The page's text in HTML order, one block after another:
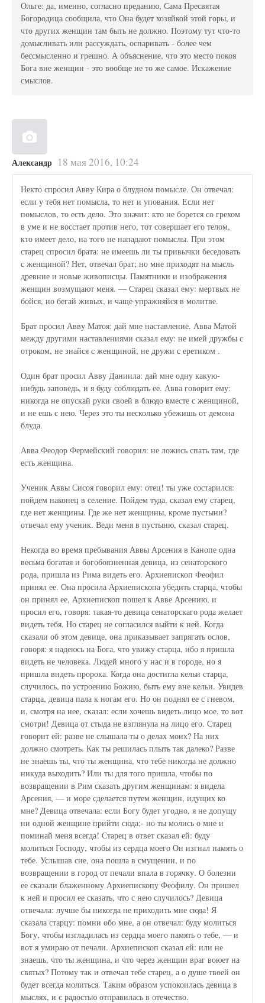
Ольге: да, именно, согласно преданию, Сама Пресвятая
Богородица сообщила, что Она будет хозяйкой этой горы, и
что других женщин там быть не должно. Поэтому тут что-то
домысливать или рассуждать, оспаривать - более чем
бессмысленно и грешно. А объяснение, что это место покоя
Бога вне женщин - это вообще не то же самое. Искажение
смыслов.
Александр 18 мая 2016, 10:24
Некто спросил Авву Кира о блудном помысле. Он отвечал:
если у тебя нет помысла, то нет и упования. Если нет
помыслов, то есть дело. Это значит: кто не борется со грехом
в уме и не восстает против него, тот совершает его телом,
кто имеет дело, на того не нападают помыслы. При этом
старец спросил брата: не имеешь ли ты привычки беседовать
с женщиной? Нет, отвечал брат; но мне приходят на мысль
древние и новые живописцы. Памятники и изображения
женщин возмущают меня. — Старец сказал ему: мертвых не
бойся, но бегай живых, и чаще упражняйся в молитве.
Брат просил Авву Матоя: дай мне наставление. Авва Матой
между другими наставлениями сказал ему: не имей дружбы с
отроком, не знайся с женщиной, не дружи с еретиком .
Один брат просил Авву Даниила: дай мне одну какую-
нибудь заповедь, и я буду соблюдать ее. Авва говорит ему:
никогда не опускай руки своей в блюдо вместе с женщиной,
и не ешь с нею. Через это ты несколько убежишь от демона
блуда.
Авва Феодор Фермейский говорил: не ложись спать там, где
есть женщина.
Ученик Аввы Сисоя говорил ему: отец! ты уже состарился:
пойдем наконец в селение. Пойдем туда, сказал ему старец,
где нет женщины. Где же нет женщины, кроме пустыни?
отвечал ему ученик. Веди меня в пустыню, сказал старец.
Некогда во время пребывания Аввы Арсения в Канопе одна
весьма богатая и богобоязненная девица, из сенаторского
рода, пришла из Рима видеть его. Архиепископ Феофил
принял ее. Она просила Архиепископа убедить старца, чтобы
он принял ее, Архиепископ пошел к Авве Арсению, и
просил его, говоря: такая-то девица сенаторскаго рода желает
видеть тебя. Но старец не согласился выйти к ней. Когда
сказали об этом девице, она приказывает запрягать ослов,
говоря: я надеюсь на Бога, что увижу старца, ибо я пришла
видеть не человека. Людей много у нас и в городе, но я
пришла видеть пророка. Когда она достигла кельи старца,
случилось, по устроению Божию, быть ему вне кельи. Увидев
старца, девица пала к ногам его. Но он поднял ее с гневом,
и, смотря на нее, сказал: если хочешь видеть лицо мое, то вот
смотри! Девица от стыда не взглянула на лицо его. Старец
говорит ей: разве не слышала ты о делах моих? На них
должно смотреть. Как ты решилась плыть так далеко? Разве
не знаешь ты, что ты женщина, что тебе никогда не должно
никуда выходить? Или ты для того пришла, чтобы по
возвращении в Рим сказать другим женщинам: я видела
Арсения, — и море сделается путем женщин, идущих ко
мне? Девица отвечала: если Богу будет угодно, я не допущу
ни одной женщине прийти сюда;- но ты молись о мне и
поминай меня всегда! Старец в ответ сказал ей: буду
молиться Господу, чтобы из сердца моего Он изгнал память о
тебе. Услышав сие, она пошла в смущении, и по
возвращении в город от печали впала в горячку. О болезни
ее сказали блаженному Архиепископу Феофилу. Он пришел
к ней и просил ее сказать, что с нею случилось? Девица
отвечала: лучше бы никогда не приходить мне сюда! Я
сказала старцу: помни обо мне, а он отвечал: буду молиться
Богу, чтобы изгладилась из сердца моего память о тебе, — и
вот я умираю от печали. Архиепископ сказал ей: или не
знаешь, что ты женщина, и что через женщин враг воюет на
святых? Потому так и отвечал тебе старец, а о душе твоей он
будет всегда молиться. Таким образом успокоилась девица в
мыслях, и с радостью отправилась в отечество.